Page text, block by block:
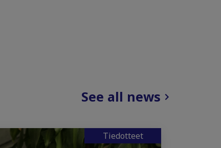
See all news
Tiedotteet